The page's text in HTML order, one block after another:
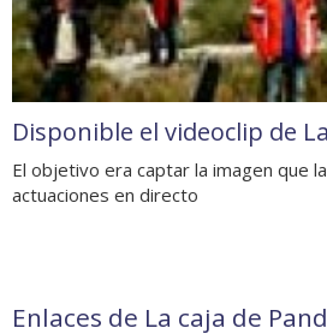
Disponible el videoclip de
El objetivo era captar la imagen que
actuaciones en directo
Enlaces de La caja de